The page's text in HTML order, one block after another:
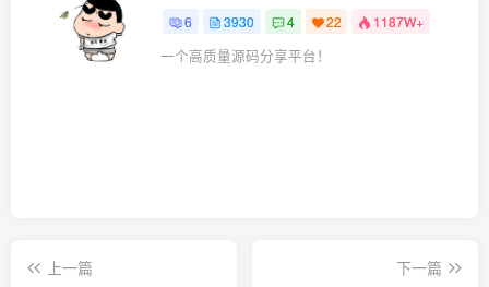
6 3930 4 22 1187W+
一个高质量源码分享平台！
上一篇
下一篇